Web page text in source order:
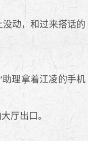
动，和过来搭话的
理拿着江凌的手机
厅出口。